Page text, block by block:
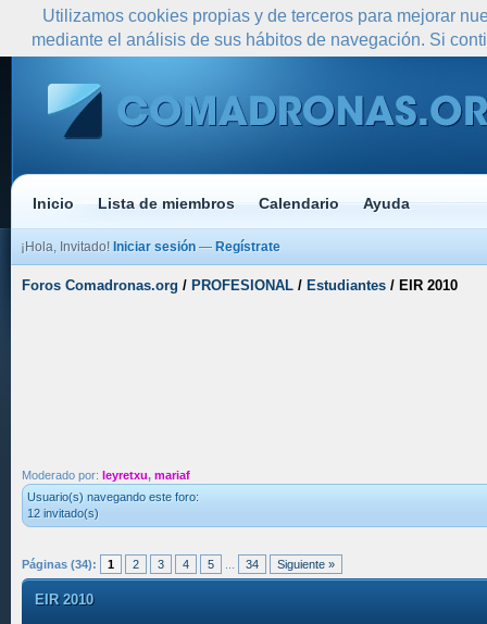
Inicio Lista de miembros Calendario Ayuda
¡Hola, Invitado! Iniciar sesión — Regístrate
Foros Comadronas.org / PROFESIONAL / Estudiantes / EIR 2010
Moderado por: leyretxu, mariaf
Usuario(s) navegando este foro:
12 invitado(s)
Páginas (34): 1 2 3 4 5 34 Siguiente »
EIR 2010
Utilizamos cookies propias y de terceros para mejorar
mediante el análisis de sus hábitos de navegación. Si